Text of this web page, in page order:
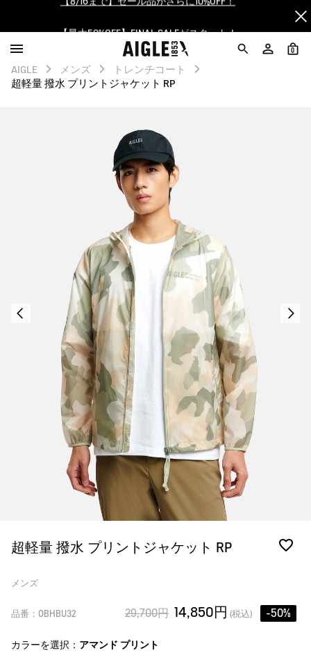
ログイン/会員登録で送料＆返品無料
AIGLE CLUB ポイントサービス終了のお知らせ
【最大50%OFF】FINAL SALEがスタート！
ログイン/会員登録で送料＆返品無料
AIGLE CLUB ポイントサービス終了のお知らせ
0
AIGLE メンズ
トレンチコート
超軽量 撥水 プリントジャケット RP
超軽量 撥水 プリントジャケット RP
メンズ
品番：OBHBU32 29,700円 14,850円 (税込) -50%
カラーを選択： アマンド プリント